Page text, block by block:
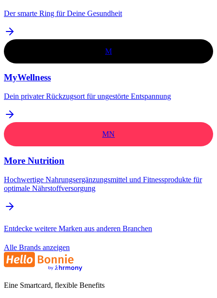
Der smarte Ring für Deine Gesundheit
M
MyWellness
Dein privater Rückzugsort für ungestörte Entspannung
MN
More Nutrition
Hochwertige Nahrungsergänzungsmittel und Fitnessprodukte für
optimale Nährstoffversorgung
Entdecke weitere Marken aus anderen Branchen
Alle Brands anzeigen
Eine Smartcard, flexible Benefits